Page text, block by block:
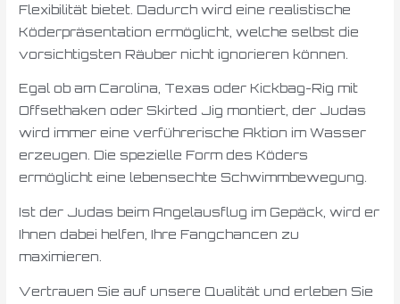
Flexibilität bietet. Dadurch wird eine realistische
Köderpräsentation ermöglicht, welche selbst die
vorsichtigsten Räuber nicht ignorieren können.
Egal ob am Carolina, Texas oder Kickbag-Rig mit
Offsethaken oder Skirted Jig montiert, der Judas
wird immer eine verführerische Aktion im Wasser
erzeugen. Die spezielle Form des Köders
ermöglicht eine lebensechte Schwimmbewegung.
Ist der Judas beim Angelausflug im Gepäck, wird er
Ihnen dabei helfen, Ihre Fangchancen zu
maximieren.
Vertrauen Sie auf unsere Qualität und erleben Sie